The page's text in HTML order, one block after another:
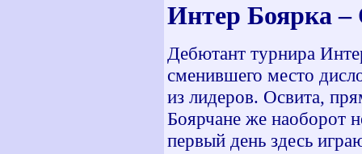
Интер Боярка –
Дебютант турнира
сменившего место
из лидеров. Освита,
Боярчане же наоборот
первый день здесь